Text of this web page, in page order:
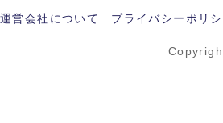
運営会社について プライバシーポリ